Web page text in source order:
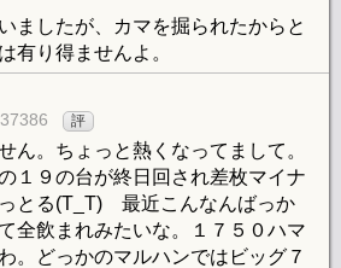
ましたが、カマを掘られたからと
有り得ませんよ。
評
ん。ちょっと熱くなってまして。
１９の台が終日回され差枚マイナ
とる(T_T) 最近こんなんばっか
全飲まれみたいな。１７５０ハマ
。どっかのマルハンではビッグ７